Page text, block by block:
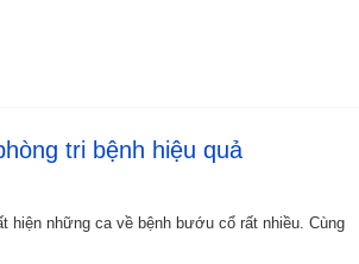
tri bệnh hiệu quả
hiện những ca về bệnh bướu cổ rất nhiều. Cùng